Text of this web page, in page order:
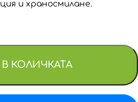
и храносмилане.
КОЛИЧКАТА